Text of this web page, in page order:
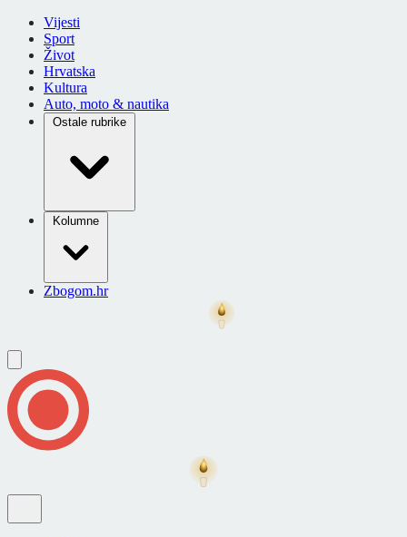
Vijesti
Sport
Život
Hrvatska
Kultura
Auto, moto & nautika
Ostale rubrike
Kolumne
Zbogom.hr